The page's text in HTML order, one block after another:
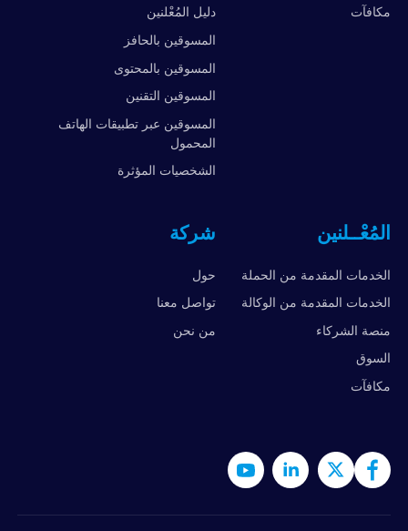
مكافآت
دليل المُعْلنين
المسوقين بالحافز
المسوقين بالمحتوى
المسوقين التقنين
المسوقين عبر تطبيقات الهاتف
المحمول
الشخصيات المؤثرة
المُعْــلنين
الخدمات المقدمة من الحملة
الخدمات المقدمة من الوكالة
منصة الشركاء
السوق
مكافآت
شركة
حول
تواصل معنا
من نحن